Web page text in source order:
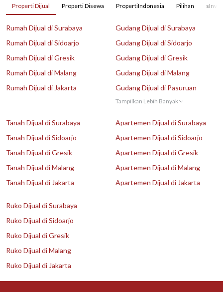
Properti Dijual Properti Disewa PropertiIndonesia Pilihan
Rumah Dijual di Surabaya
Rumah Dijual di Sidoarjo
Rumah Dijual di Gresik
Rumah Dijual di Malang
Rumah Dijual di Jakarta
Gudang Dijual di Surabaya
Gudang Dijual di Sidoarjo
Gudang Dijual di Gresik
Gudang Dijual di Malang
Gudang Dijual di Pasuruan
Tampilkan Lebih Banyak
Tanah Dijual di Surabaya
Tanah Dijual di Sidoarjo
Tanah Dijual di Gresik
Tanah Dijual di Malang
Tanah Dijual di Jakarta
Apartemen Dijual di Surabaya
Apartemen Dijual di Sidoarjo
Apartemen Dijual di Gresik
Apartemen Dijual di Malang
Apartemen Dijual di Jakarta
Ruko Dijual di Surabaya
Ruko Dijual di Sidoarjo
Ruko Dijual di Gresik
Ruko Dijual di Malang
Ruko Dijual di Jakarta